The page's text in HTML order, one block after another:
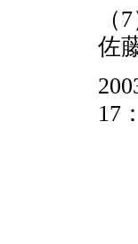
佐
17